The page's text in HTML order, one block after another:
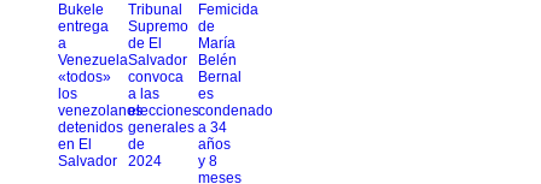
Bukele
entrega
a
Venezuela
«todos»
los
venezolanos
detenidos
en El
Salvador
Tribunal
Supremo
de El
Salvador
convoca
a las
elecciones
generales
de
2024
Femicida
de
María
Belén
Bernal
es
condenado
a 34
años
y 8
meses